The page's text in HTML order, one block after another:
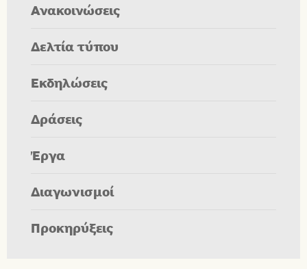
Ανακοινώσεις
Δελτία τύπου
Εκδηλώσεις
Δράσεις
Έργα
Διαγωνισμοί
Προκηρύξεις